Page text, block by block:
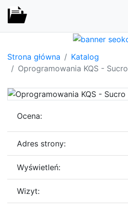
Strona główna
Katalog
Oprogramowania KQS - Sucro
Ocena:
Adres strony:
Wyświetleń:
Wizyt: